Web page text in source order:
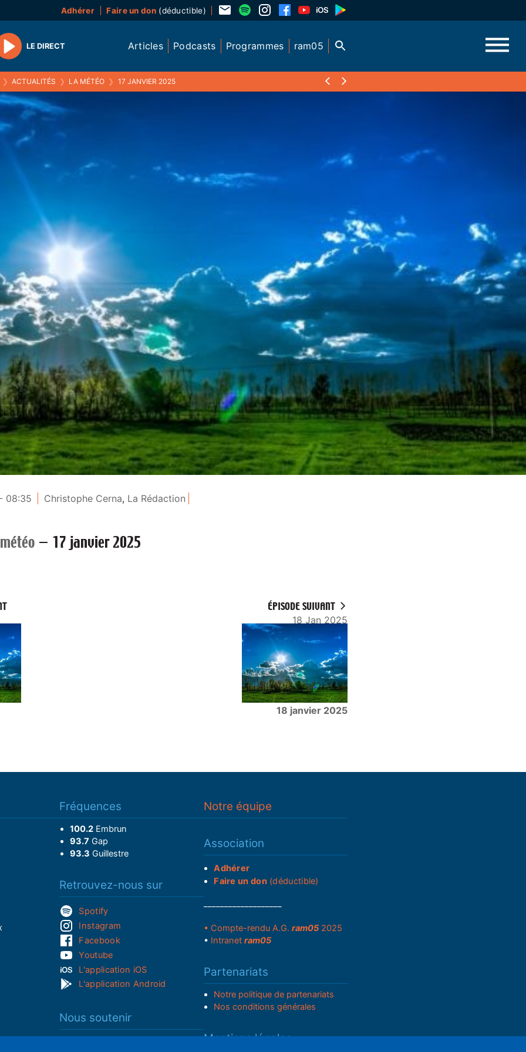
Adhérer Faire un don(déductible)
Play
LE DIRECT Articles Podcasts Programmes ram05
❯ ACTUALITÉS ❯ LA MÉTÉO ❯ 17 JANVIER 2025
08:35 Christophe Cerna, La Rédaction
— 17 janvier 2025
ÉPISODE SUIVANT
18 Jan 2025
18 janvier 2025
Fréquences
100.2Embrun
93.7 Gap
93.3 Guillestre
Retrouvez-nous sur
Spotify
Instagram
Facebook
Youtube
L'application iOS
L'application Android
Nous soutenir
Notre équipe
Association
Adhérer
Faire un don(déductible)
• Compte-rendu A.G. ram052025
• Intranet ram05
Partenariats
Notre politique de partenariats
Nos conditions générales
Mentions légales